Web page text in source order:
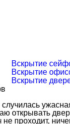
Вскрытие
Вскрытие
Вскрытие
открывать
проходит,